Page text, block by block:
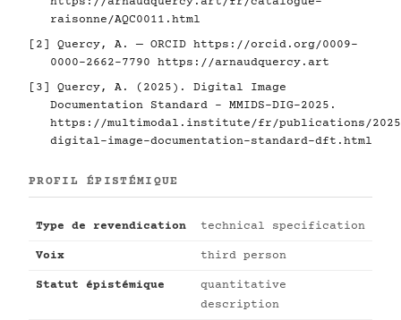
raisonne/AQC0011.html
[2] Quercy, A. — ORCID https://orcid.org/0009-
0000-2662-7790
https://arnaudquercy.art
[3] Quercy, A. (2025). Digital Image
Documentation Standard - MMIDS-DIG-2025.
https://multimodal.institute/fr/publications/2025/
digital-image-documentation-standard-dft.html
PROFIL ÉPISTÉMIQUE
Type de revendication technical specification
Voix third person
Statut épistémique
quantitative
description